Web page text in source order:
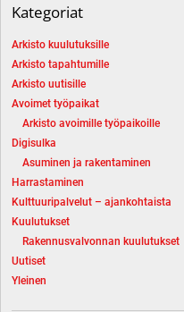
Kategoriat
Arkisto kuulutuksille
Arkisto tapahtumille
Arkisto uutisille
Avoimet työpaikat
Arkisto avoimille työpaikoille
Digisulka
Asuminen ja rakentaminen
Harrastaminen
Kulttuuripalvelut – ajankohtaista
Kuulutukset
Rakennusvalvonnan kuulutukset
Uutiset
Yleinen